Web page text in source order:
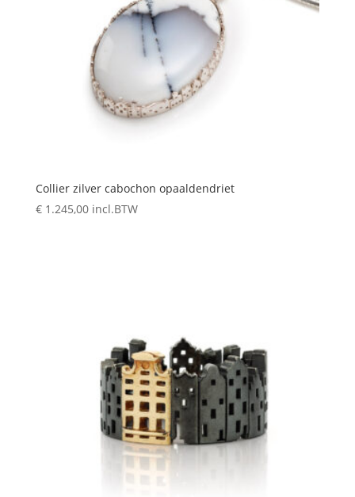
Collier zilver cabochon opaaldendriet
€1.245,00 incl.BTW